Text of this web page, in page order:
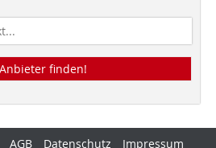
Anbieter finden!
AGB Datenschutz Impressum